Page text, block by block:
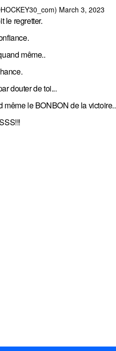
March 3, 2023
le regretter.
même..
douter de toi...
même le BONBON de la victoire..